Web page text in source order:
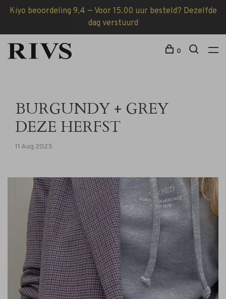
Kiyo beoordeling 9,4 — Voor 15.00 uur besteld? Dezelfde
dag verstuurd
0
BURGUNDY + GREY
DEZE HERFST
11 Aug 2025